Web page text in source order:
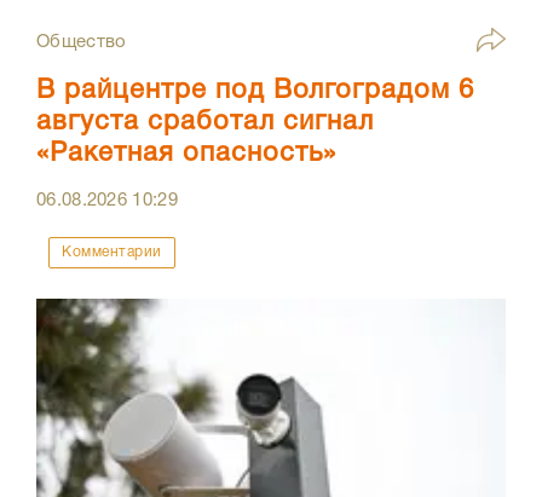
Общество
В райцентре под Волгоградом 6
августа сработал сигнал
«Ракетная опасность»
06.08.2026 10:29
Комментарии